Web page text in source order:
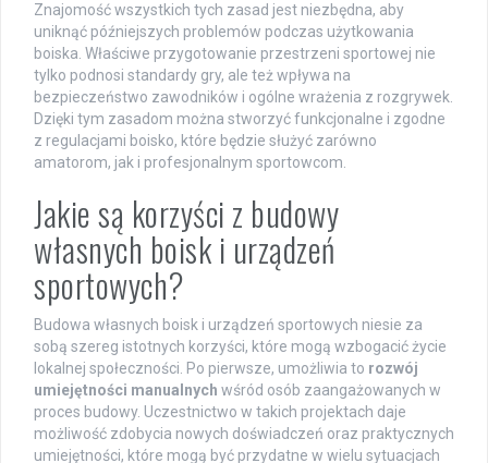
Znajomość wszystkich tych zasad jest niezbędna, aby
uniknąć późniejszych problemów podczas użytkowania
boiska. Właściwe przygotowanie przestrzeni sportowej nie
tylko podnosi standardy gry, ale też wpływa na
bezpieczeństwo zawodników i ogólne wrażenia z rozgrywek.
Dzięki tym zasadom można stworzyć funkcjonalne i zgodne
z regulacjami boisko, które będzie służyć zarówno
amatorom, jak i profesjonalnym sportowcom.
Jakie są korzyści z budowy
własnych boisk i urządzeń
sportowych?
Budowa własnych boisk i urządzeń sportowych niesie za
sobą szereg istotnych korzyści, które mogą wzbogacić życie
lokalnej społeczności. Po pierwsze, umożliwia to rozwój
umiejętności manualnych wśród osób zaangażowanych w
proces budowy. Uczestnictwo w takich projektach daje
możliwość zdobycia nowych doświadczeń oraz praktycznych
umiejętności, które mogą być przydatne w wielu sytuacjach